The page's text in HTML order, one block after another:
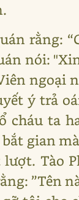
rằng:
nói:
ngoại
ý trả
ta
bắt gian
Tào
”Tên